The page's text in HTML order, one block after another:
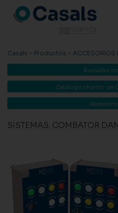
Casals > Productos > ACCESORIOS
Buscador
Catálogo técnico de
SISTEMAS: COMBATOR